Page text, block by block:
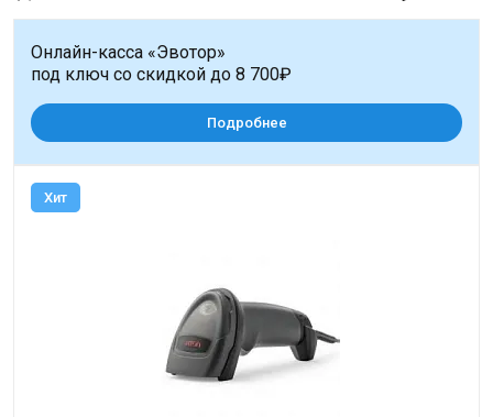
Хит
Онлайн-касса «Эвотор»
под ключ со скидкой до 8 700₽
Подробнее